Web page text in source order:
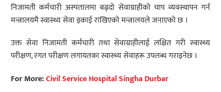
निजामती कर्मचारी अस्पतालमा बढ्दो सेवाग्राहीको चाप व्यवस्थापन गर्न
मन्त्रालयमै स्वास्थ्य सेवा इकाई राखिएको मन्त्रालयले जनाएको छ ।
उक्त सेवा निजामती कर्मचारी तथा सेवाग्राहीलाई लक्षित गरी स्वास्थ्य
परीक्षण, रगत परीक्षण लगायतका स्वास्थ्य सेवाहरू उपलब्ध गराइनेछ ।
For More:Civil Service Hospital Singha Durbar